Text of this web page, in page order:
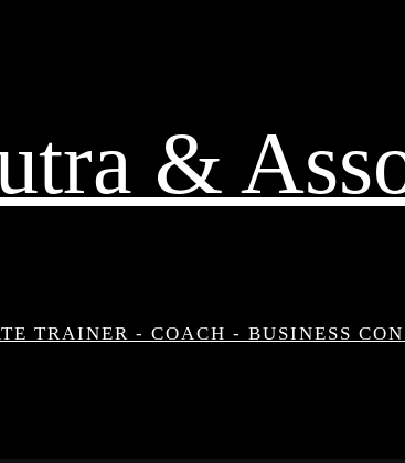
&
TRAINER - COACH - BUSINESS